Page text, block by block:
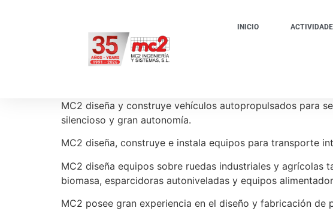
INICIO
MC2 diseña y construye vehículos autopropulsados para
silencioso y gran autonomía.
MC2 diseña, construye e instala equipos para transporte
MC2 diseña equipos sobre ruedas industriales y
biomasa, esparcidoras autoniveladas y equipos
MC2 posee gran experiencia en el diseño y fabricación